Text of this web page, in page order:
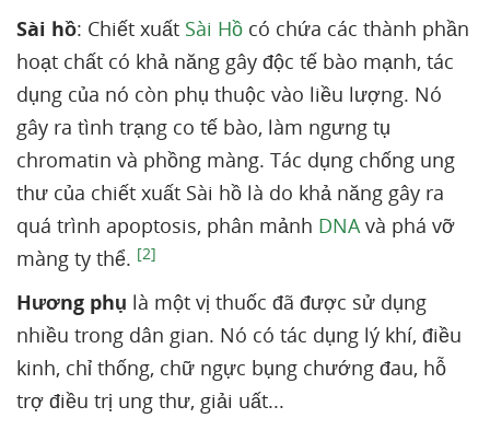
Sài hồ: Chiết xuất Sài Hồ có chứa các thành phần
hoạt chất có khả năng gây độc tế bào mạnh, tác
dụng của nó còn phụ thuộc vào liều lượng. Nó
gây ra tình trạng co tế bào, làm ngưng tụ
chromatin và phồng màng. Tác dụng chống ung
thư của chiết xuất Sài hồ là do khả năng gây ra
quá trình apoptosis, phân mảnh DNAvà phá vỡ
màng ty thể. [2]
Hương phụ là một vị thuốc đã được sử dụng
nhiều trong dân gian. Nó có tác dụng lý khí, điều
kinh, chỉ thống, chữ ngực bụng chướng đau, hỗ
trợ điều trị ung thư, giải uất...